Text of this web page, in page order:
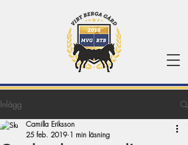
Inlägg
Camilla Eriksson
25 feb. 2019 1 min läsning